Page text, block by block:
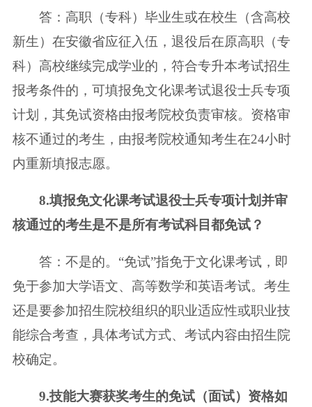
答：高职（专科）毕业生或在校生（含高校
新生）在安徽省应征入伍，退役后在原高职（专
科）高校继续完成学业的，符合专升本考试招生
报考条件的，可填报免文化课考试退役士兵专项
计划，其免试资格由报考院校负责审核。资格审
核不通过的考生，由报考院校通知考生在24小时
内重新填报志愿。
8.填报免文化课考试退役士兵专项计划并审
核通过的考生是不是所有考试科目都免试？
答：不是的。“免试”指免于文化课考试，即
免于参加大学语文、高等数学和英语考试。考生
还是要参加招生院校组织的职业适应性或职业技
能综合考查，具体考试方式、考试内容由招生院
校确定。
9.技能大赛获奖考生的免试（面试）资格如